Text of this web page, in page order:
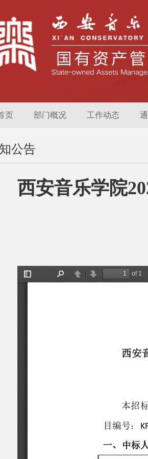
页 部门概况 工作动态
公告
西安音乐学院